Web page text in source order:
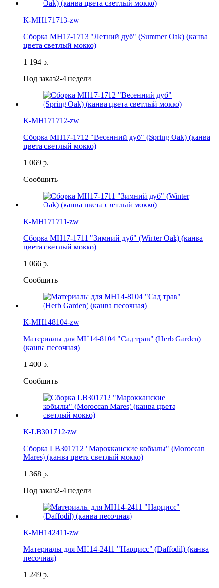
К-MH171713-zw
Сборка MH17-1713 "Летний дуб" (Summer Oak) (канва
цвета светлый мокко)
1 194 р.
Под заказ2-4 недели
К-MH171712-zw
Сборка MH17-1712 "Весенний дуб" (Spring Oak) (канва
цвета светлый мокко)
1 069 р.
Сообщить
К-MH171711-zw
Сборка MH17-1711 "Зимний дуб" (Winter Oak) (канва
цвета светлый мокко)
1 066 р.
Сообщить
К-MH148104-zw
Материалы для MH14-8104 "Сад трав" (Herb Garden)
(канва песочная)
1 400 р.
Сообщить
К-LB301712-zw
Сборка LB301712 "Марокканские кобылы" (Moroccan
Mares) (канва цвета светлый мокко)
1 368 р.
Под заказ2-4 недели
К-MH142411-zw
Материалы для MH14-2411 "Нарцисс" (Daffodil) (канва
песочная)
1 249 р.